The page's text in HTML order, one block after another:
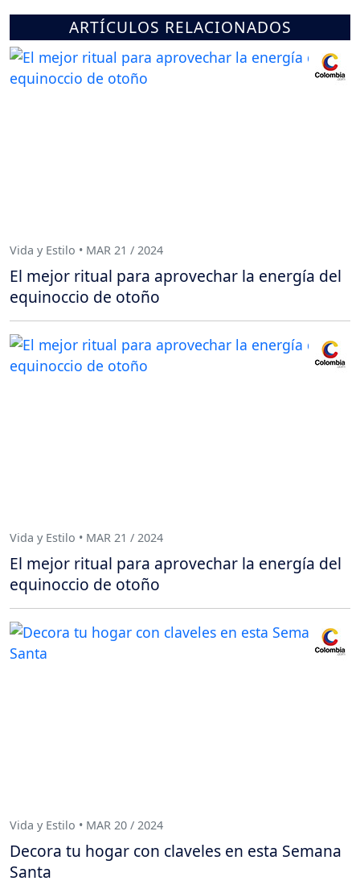
ARTÍCULOS RELACIONADOS
Vida y Estilo • MAR 21 / 2024
El mejor ritual para aprovechar la energía del
equinoccio de otoño
Vida y Estilo • MAR 21 / 2024
El mejor ritual para aprovechar la energía del
equinoccio de otoño
Vida y Estilo • MAR 20 / 2024
Decora tu hogar con claveles en esta Semana
Santa